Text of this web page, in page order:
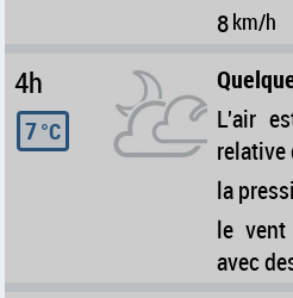
8km/h
4h
7°C
L'air
relative
la
le
avec